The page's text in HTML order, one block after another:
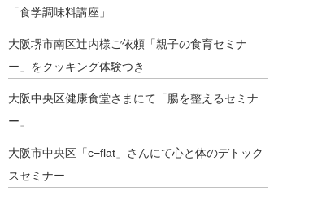
「食学調味料講座」
大阪堺市南区辻内様ご依頼「親子の食育セミナ
ー」をクッキング体験つき
大阪中央区健康食堂さまにて「腸を整えるセミナ
ー」
大阪市中央区「c−flat」さんにて心と体のデトック
スセミナー